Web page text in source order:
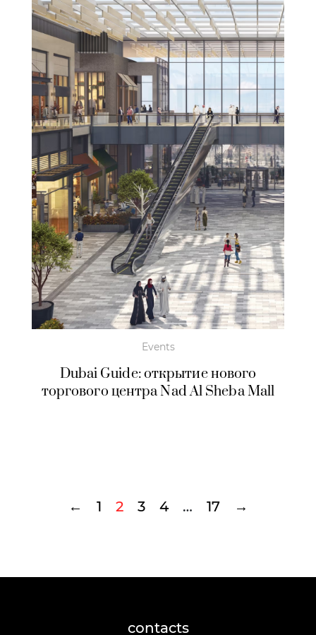
Events
Dubai Guide: открытие нового
торгового центра Nad Al Sheba Mall
← 1 2 3 4 … 17 →
contacts